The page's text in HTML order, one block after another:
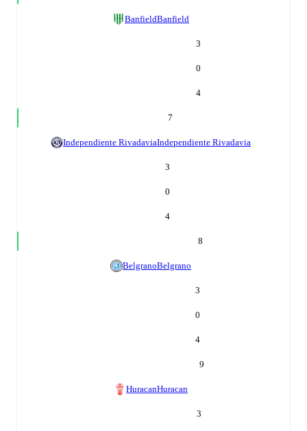
BanfieldBanfield
3
0
4
7
Independiente RivadaviaIndependiente Rivadavia
3
0
4
8
BelgranoBelgrano
3
0
4
9
HuracanHuracan
3